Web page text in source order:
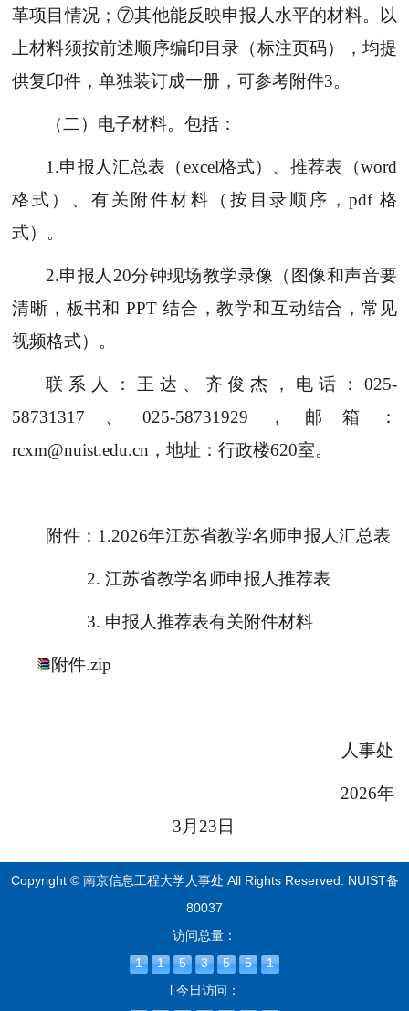
革项目情况；⑦其他能反映申报人水平的材料。以
上材料须按前述顺序编印目录（标注页码），均提
供复印件，单独装订成一册，可参考附件3。
（二）电子材料。 包括：
1.申报人汇总表（excel格式）、推荐表（word
格式）、有关附件材料（按目录顺序，pdf 格
式）。
2.申报人20分钟现场教学录像（图像和声音要
清晰，板书和 PPT 结合，教学和互动结合，常见
视频格式）。
联系人：王达、齐俊杰，电话： 025-
58731317、025-58731929，邮箱：
rcxm@nuist.edu.cn，地址：行政楼620室。
附件： 1.2026年江苏省教学名师申报人汇总表
2. 江苏省教学名师申报人推荐表
3. 申报人推荐表有关附件材料
附件.zip
人事处
2026年
3月23日
Copyright © 南京信息工程大学人事处 All Rights Reserved.
NUIST备
80037
访问总量：
1
1 5 3 5 5
1
l 今日访问：